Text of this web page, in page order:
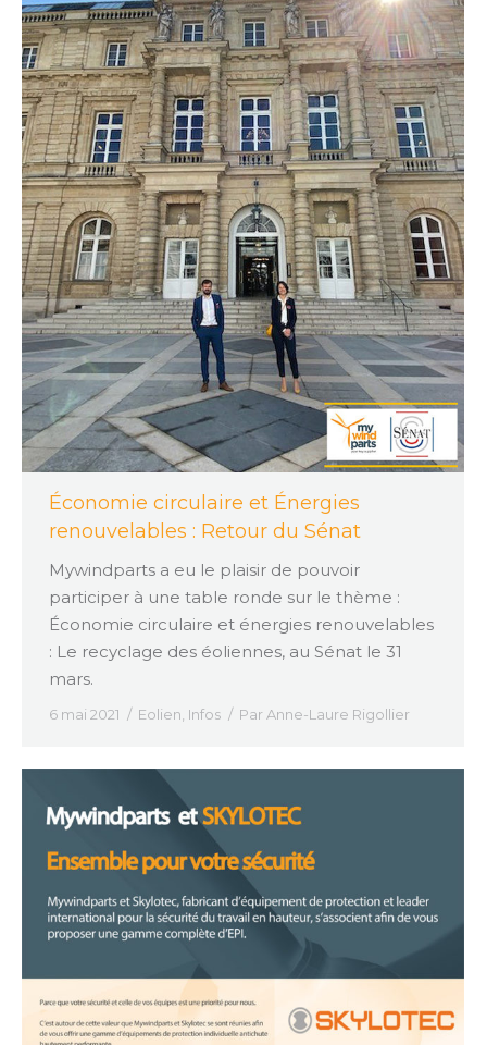
Économie circulaire et Énergies
renouvelables : Retour du Sénat
Mywindparts a eu le plaisir de pouvoir
participer à une table ronde sur le thème :
Économie circulaire et énergies renouvelables
: Le recyclage des éoliennes, au Sénat le 31
mars.
6 mai 2021 Eolien Infos Par Anne-Laure Rigollier